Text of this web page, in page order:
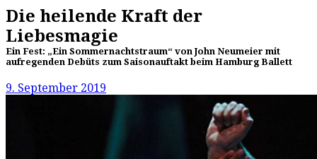
Die heilende Kraft der
Liebesmagie
Ein Fest: „Ein Sommernachtstraum“ von John Neumeier mit
aufregenden Debüts zum Saisonauftakt beim Hamburg Ballett
9. September 2019